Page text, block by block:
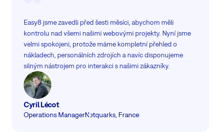
Cyril Lécot
Operations ManagerNetquarks, France
Easy8 jsme zavedli před šesti měsíci, abychom měli
kontrolu nad všemi našimi webovými projekty. Nyní jsme
velmi spokojeni, protože máme kompletní přehled o
nákladech, personálních zdrojích a navíc disponujeme
silným nástrojem pro interakci s našimi zákazníky.